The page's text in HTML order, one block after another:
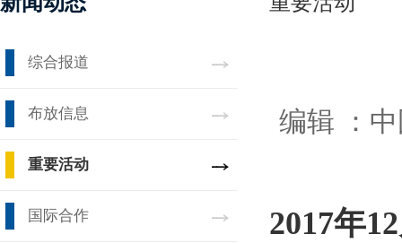
综合报道
布放信息
重要活动
国际合作
编辑 ：
2017年